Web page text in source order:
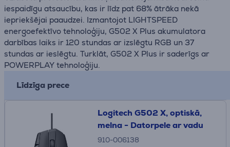
iespaidīgu atsaucību, kas ir līdz pat 68% ātrāka nekā
iepriekšējai paaudzei. Izmantojot LIGHTSPEED
energoefektīvo tehnoloģiju, G502 X Plus akumulatora
darbības laiks ir 120 stundas ar izslēgtu RGB un 37
stundas ar ieslēgtu. Turklāt, G502 X Plus ir saderīgs ar
POWERPLAY tehnoloģiju.
Līdzīga prece
Logitech G502 X, optiskā,
melna - Datorpele ar vadu
910-006138